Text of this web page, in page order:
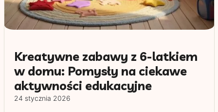
Kreatywne zabawy z 6-latkiem
w domu: Pomysły na ciekawe
aktywności edukacyjne
24 stycznia 2026